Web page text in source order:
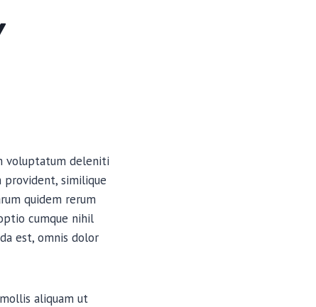
voluptatum deleniti
similique
quidem rerum
cumque nihil
est, omnis dolor
aliquam ut